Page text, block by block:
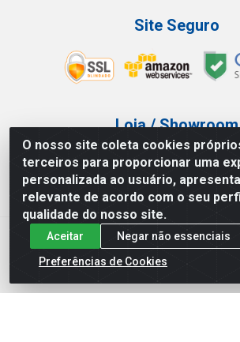
O nosso site coleta cookies
terceiros para proporcionar uma
personalizada ao usuário,
relevante de acordo com o seu
qualidade do nosso site.
Aceitar
Negar não essenciais
Preferências de Cookies
Site Seguro
Loja / Showroom
Tel.: (11) 3227-0546
Av Vautier, 587/597 - Pari - São
Atef Distribuidora LTDA - Av. Vautier,
Paulo/SP - CEP 03.032-000 - CNPJ